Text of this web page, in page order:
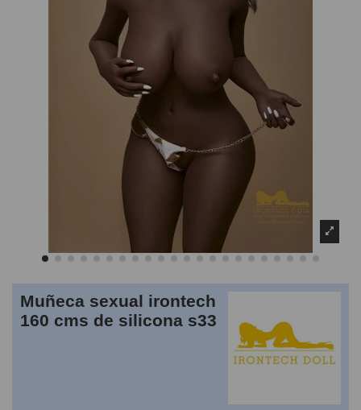
Muñeca sexual irontech
160 cms de silicona s33